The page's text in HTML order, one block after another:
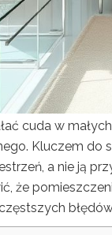
cuda w
Kluczem do
a nie ją
że